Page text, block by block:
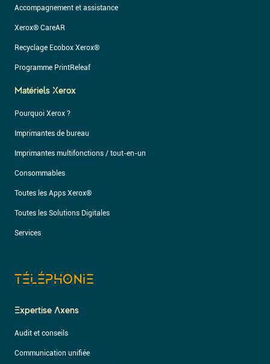
Accompagnement et assistance
Xerox® CareAR
Recyclage Ecobox Xerox®
Programme PrintReleaf
Matériels Xerox
Pourquoi Xerox ?
Imprimantes de bureau
Imprimantes multifonctions / tout-en-un
Consommables
Toutes les Apps Xerox®
Toutes les Solutions Digitales
Services
TÉLÉPHONIE
Expertise Axens
Audit et conseils
Communication unifiée